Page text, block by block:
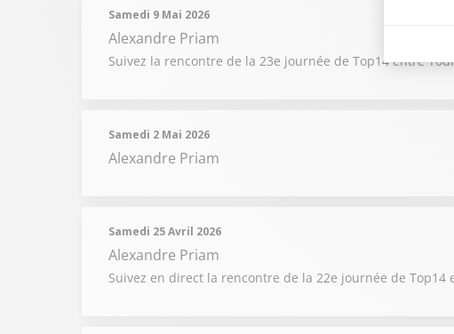
Samedi 9 Mai 2026
Alexandre Priam
Suivez la rencontre de la 23e journée de Top14 entre
Samedi 2 Mai 2026
Alexandre Priam
Samedi 25 Avril 2026
Alexandre Priam
Suivez en direct la rencontre de la 22e journée de